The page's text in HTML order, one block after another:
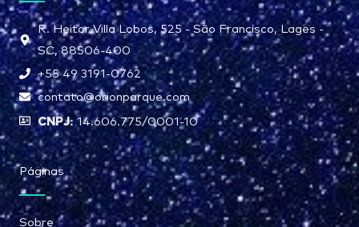
Páginas
Sobre
R. Heitor Villa Lobos, 525 - São Francisco, Lages -
SC, 88506-400
+55 49 3191-0762
contato@orionparque.com
CNPJ:14.606.775/0001-10